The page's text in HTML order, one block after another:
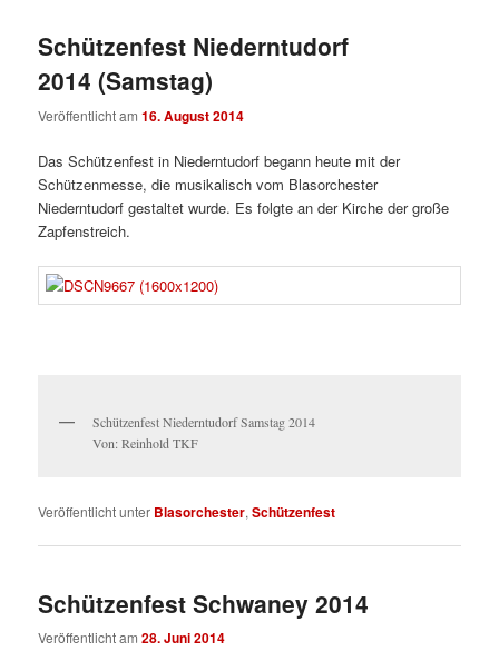
Schützenfest Niederntudorf
2014 (Samstag)
Veröffentlicht am16. August 2014
Das Schützenfest in Niederntudorf begann heute mit der
Schützenmesse, die musikalisch vom Blasorchester
Niederntudorf gestaltet wurde. Es folgte an der Kirche der große
Zapfenstreich.
Schützenfest Niederntudorf Samstag 2014
Von: Reinhold TKF
Veröffentlicht unter Blasorchester,Schützenfest
Schützenfest Schwaney 2014
Veröffentlicht am28. Juni 2014